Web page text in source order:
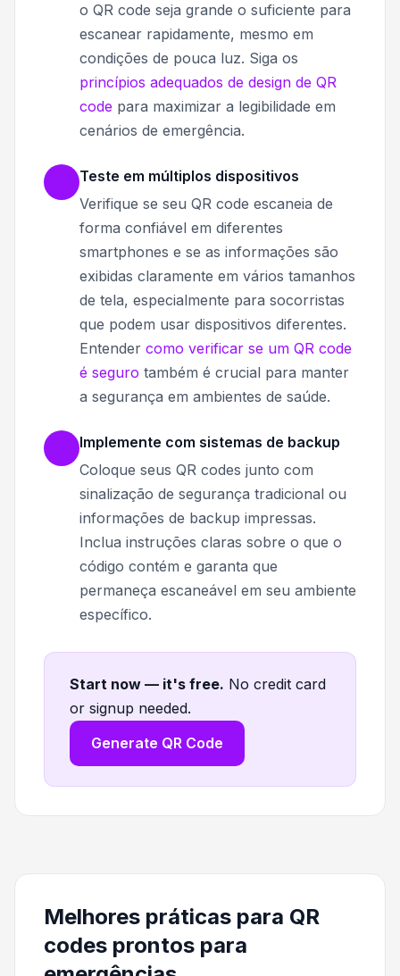
o QR code seja grande o suficiente para
escanear rapidamente, mesmo em
condições de pouca luz. Siga os
princípios adequados de design de QR
code para maximizar a legibilidade em
cenários de emergência.
Teste em múltiplos dispositivos
Verifique se seu QR code escaneia de
forma confiável em diferentes
smartphones e se as informações são
exibidas claramente em vários tamanhos
de tela, especialmente para socorristas
que podem usar dispositivos diferentes.
Entender como verificar se um QR code
é seguro também é crucial para manter
a segurança em ambientes de saúde.
Implemente com sistemas de backup
Coloque seus QR codes junto com
sinalização de segurança tradicional ou
informações de backup impressas.
Inclua instruções claras sobre o que o
código contém e garanta que
permaneça escaneável em seu ambiente
específico.
Start now — it's free. No credit card
or signup needed.
Generate QR Code
Melhores práticas para QR
codes prontos para